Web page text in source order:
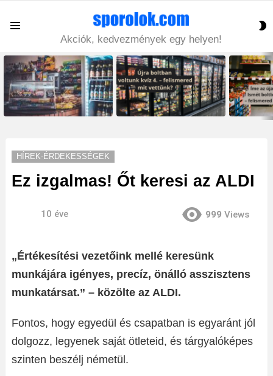
Akciók, kedvezmények egy helyen!
LATEST
STORIES
HÍREK-ÉRDEKESSÉGEK
Ez izgalmas! Őt keresi az ALDI
10 éve 999 Views
„Értékesítési vezetőink mellé keresünk
munkájára igényes, precíz, önálló asszisztens
munkatársat.” – közölte az ALDI.
Fontos, hogy egyedül és csapatban is egyaránt jól
dolgozz, legyenek saját ötleteid, és tárgyalóképes
szinten beszélj németül.